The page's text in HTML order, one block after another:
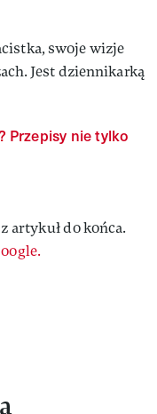
swoje wizje
Jest dziennikarką
Przepisy nie tylko
artykuł do końca.